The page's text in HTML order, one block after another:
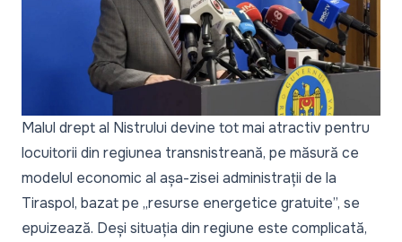
Malul drept al Nistrului devine tot mai atractiv pentru
locuitorii din regiunea transnistreană, pe măsură ce
modelul economic al așa-zisei administrații de la
Tiraspol, bazat pe „resurse energetice gratuite”, se
epuizează. Deși situația din regiune este complicată,